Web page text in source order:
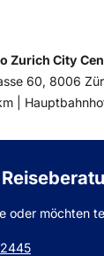
Zurich City
60, 8006
| Entfernung
oder möchten